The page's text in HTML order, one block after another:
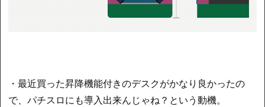
・最近買った昇降機能付きのデスクがかなり良かったの
で、パチスロにも導入出来んじゃね？という動機。